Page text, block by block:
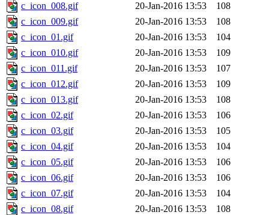
c_icon_008.gif
20-Jan-2016 13:53
108
c_icon_009.gif
20-Jan-2016 13:53
108
c_icon_01.gif
20-Jan-2016 13:53
104
c_icon_010.gif
20-Jan-2016 13:53
109
c_icon_011.gif
20-Jan-2016 13:53
107
c_icon_012.gif
20-Jan-2016 13:53
109
c_icon_013.gif
20-Jan-2016 13:53
108
c_icon_02.gif
20-Jan-2016 13:53
106
c_icon_03.gif
20-Jan-2016 13:53
105
c_icon_04.gif
20-Jan-2016 13:53
104
c_icon_05.gif
20-Jan-2016 13:53
106
c_icon_06.gif
20-Jan-2016 13:53
106
c_icon_07.gif
20-Jan-2016 13:53
104
c_icon_08.gif
20-Jan-2016 13:53
108